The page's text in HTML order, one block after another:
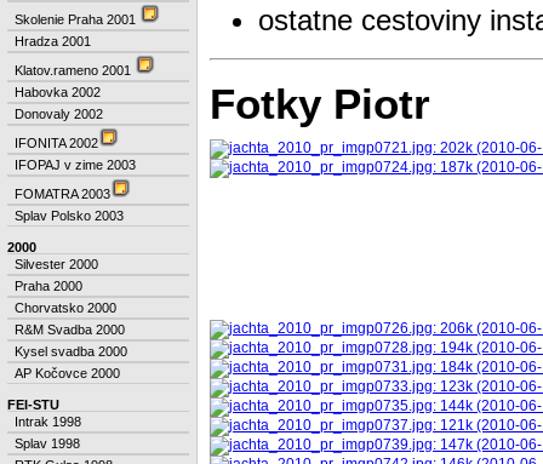
Skolenie Praha 2001
Hradza 2001
Klatov.rameno 2001
Habovka 2002
Donovaly 2002
IFONITA 2002
IFOPAJ v zime 2003
FOMATRA 2003
Splav Polsko 2003
2000
Silvester 2000
Praha 2000
Chorvatsko 2000
R&M Svadba 2000
Kysel svadba 2000
AP Kočovce 2000
FEI-STU
Intrak 1998
Splav 1998
ostatne cestoviny
Fotky Piotr